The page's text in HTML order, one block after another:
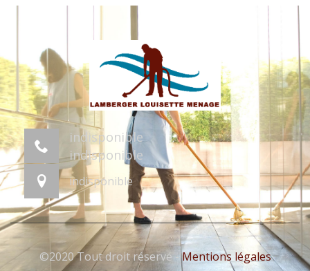
indisponible
indisponible
indisponible
©2020 Tout droit réservé -Mentions légales